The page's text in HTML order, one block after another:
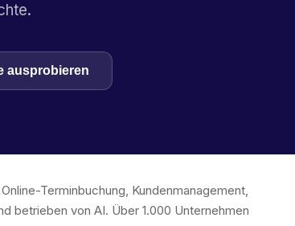
ausprobieren
Terminbuchung, Kundenmanagement,
betrieben von AI. Über 1.000 Unternehmen